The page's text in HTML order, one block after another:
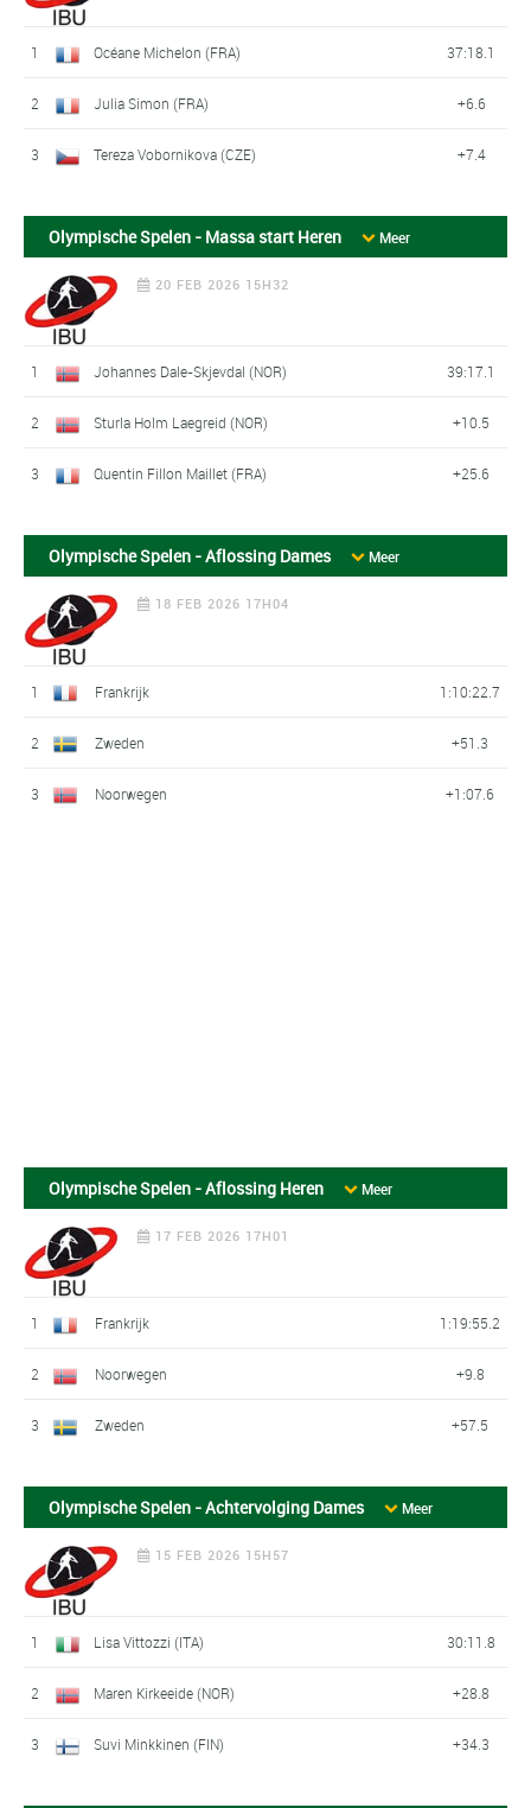
1 Océane Michelon (FRA) 37:18.1
2 Julia Simon (FRA) +6.6
3 Tereza Vobornikova (CZE) +7.4
Olympische Spelen - Massa start Heren Meer
20 FEB 2026 15H32
1 Johannes Dale-Skjevdal (NOR) 39:17.1
2 Sturla Holm Laegreid (NOR) +10.5
3 Quentin Fillon Maillet (FRA) +25.6
Olympische Spelen - Aflossing Dames Meer
18 FEB 2026 17H04
1 Frankrijk 1:10:22.7
2 Zweden +51.3
3 Noorwegen +1:07.6
Olympische Spelen - Aflossing Heren Meer
17 FEB 2026 17H01
1 Frankrijk 1:19:55.2
2 Noorwegen +9.8
3 Zweden +57.5
Olympische Spelen - Achtervolging Dames Meer
15 FEB 2026 15H57
1 Lisa Vittozzi (ITA) 30:11.8
2 Maren Kirkeeide (NOR) +28.8
3 Suvi Minkkinen (FIN) +34.3